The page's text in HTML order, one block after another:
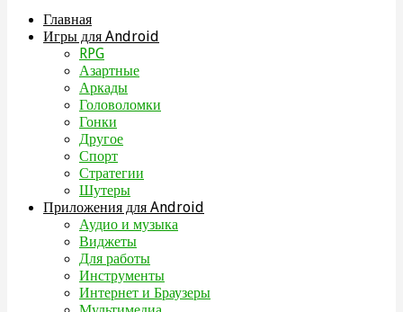
Главная
Игры для Android
RPG
Азартные
Аркады
Головоломки
Гонки
Другое
Спорт
Стратегии
Шутеры
Приложения для Android
Аудио и музыка
Виджеты
Для работы
Инструменты
Интернет и Браузеры